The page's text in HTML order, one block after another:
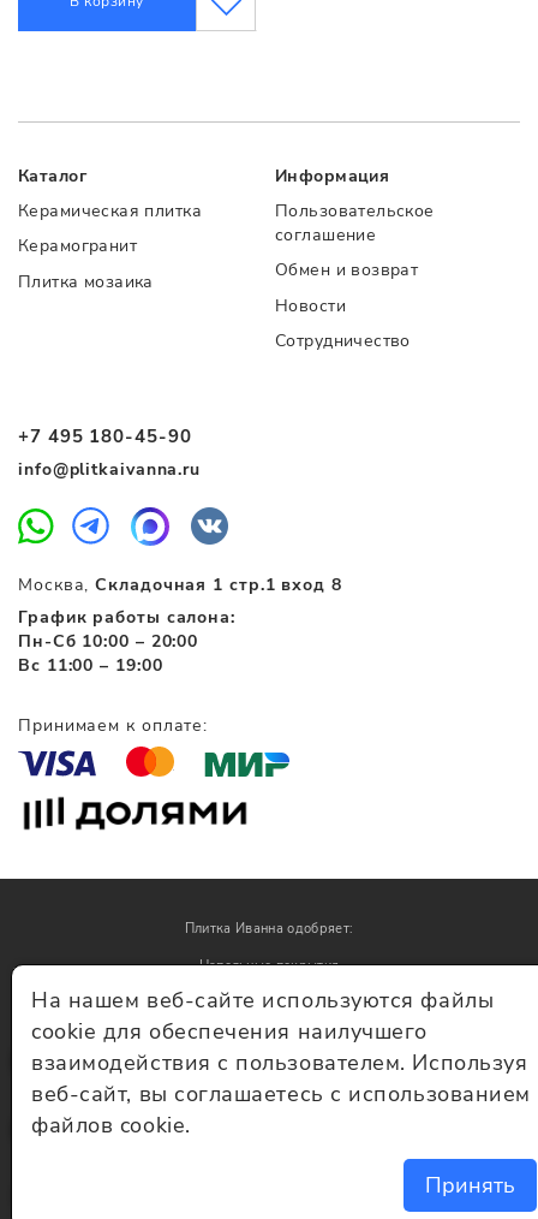
+7 495 180-45-90
info@plitkaivanna.ru
Москва,Складочная 1 стр.1 вход 8
График работы салона:
Пн-Сб 10:00 – 20:00
Вс 11:00 – 19:00
Каталог
Керамическая плитка
Керамогранит
Плитка мозаика
Информация
Пользовательское
соглашение
Обмен и возврат
Новости
Сотрудничество
Принимаем к оплате:
© Плитка Иванна 2026 - плитка и керамогранит
Плитка Иванна одобряет:
Напольные покрытия
Обои
На нашем веб-сайте используются файлы
cookie для обеспечения наилучшего
взаимодействия с пользователем. Используя
веб-сайт, вы соглашаетесь с использованием
файлов cookie.
Принять